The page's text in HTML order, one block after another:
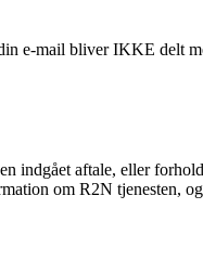
e-mail bliver IKKE delt
indgået aftale, eller
om R2N tjenesten,